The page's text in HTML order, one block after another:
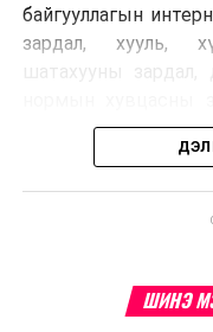
байгууллагын
зардал, хууль,
хурлын зардал,
хөрөнгийн
шийдвэрлэжээ.
Харин дараах
ШИНЭ